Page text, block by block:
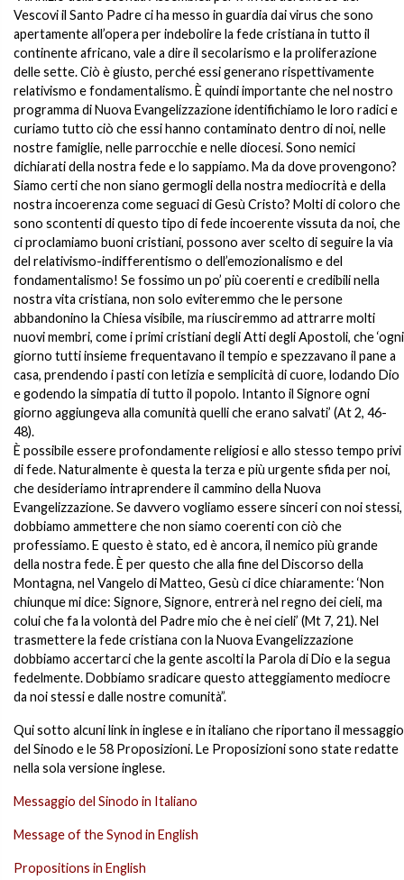
Vescovi il Santo Padre ci ha messo in guardia dai virus che sono
apertamente all’opera per indebolire la fede cristiana in tutto il
continente africano, vale a dire il secolarismo e la proliferazione
delle sette. Ciò è giusto, perché essi generano rispettivamente
relativismo e fondamentalismo. È quindi importante che nel nostro
programma di Nuova Evangelizzazione identifichiamo le loro radici e
curiamo tutto ciò che essi hanno contaminato dentro di noi, nelle
nostre famiglie, nelle parrocchie e nelle diocesi. Sono nemici
dichiarati della nostra fede e lo sappiamo. Ma da dove provengono?
Siamo certi che non siano germogli della nostra mediocrità e della
nostra incoerenza come seguaci di Gesù Cristo? Molti di coloro che
sono scontenti di questo tipo di fede incoerente vissuta da noi, che
ci proclamiamo buoni cristiani, possono aver scelto di seguire la via
del relativismo-indifferentismo o dell’emozionalismo e del
fondamentalismo! Se fossimo un po’ più coerenti e credibili nella
nostra vita cristiana, non solo eviteremmo che le persone
abbandonino la Chiesa visibile, ma riusciremmo ad attrarre molti
nuovi membri, come i primi cristiani degli Atti degli Apostoli, che ‘ogni
giorno tutti insieme frequentavano il tempio e spezzavano il pane a
casa, prendendo i pasti con letizia e semplicità di cuore, lodando Dio
e godendo la simpatia di tutto il popolo. Intanto il Signore ogni
giorno aggiungeva alla comunità quelli che erano salvati’ (At 2, 46-
48).
È possibile essere profondamente religiosi e allo stesso tempo privi
di fede. Naturalmente è questa la terza e più urgente sfida per noi,
che desideriamo intraprendere il cammino della Nuova
Evangelizzazione. Se davvero vogliamo essere sinceri con noi stessi,
dobbiamo ammettere che non siamo coerenti con ciò che
professiamo. E questo è stato, ed è ancora, il nemico più grande
della nostra fede. È per questo che alla fine del Discorso della
Montagna, nel Vangelo di Matteo, Gesù ci dice chiaramente: ‘Non
chiunque mi dice: Signore, Signore, entrerà nel regno dei cieli, ma
colui che fa la volontà del Padre mio che è nei cieli’ (Mt 7, 21). Nel
trasmettere la fede cristiana con la Nuova Evangelizzazione
dobbiamo accertarci che la gente ascolti la Parola di Dio e la segua
fedelmente. Dobbiamo sradicare questo atteggiamento mediocre
da noi stessi e dalle nostre comunità”.
Qui sotto alcuni link in inglese e in italiano che riportano il messaggio
del Sinodo e le 58 Proposizioni. Le Proposizioni sono state redatte
nella sola versione inglese.
Messaggio del Sinodo in Italiano
Message of the Synod in English
Propositions in English